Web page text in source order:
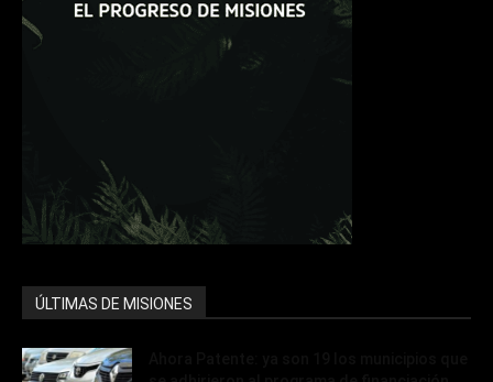
ÚLTIMAS DE MISIONES